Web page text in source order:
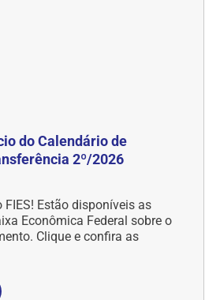
do Calendário de
2º/2026
Estão disponíveis as
Econômica Federal sobre o
Clique e confira as